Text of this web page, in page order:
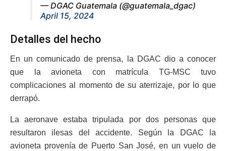
— DGAC Guatemala (@guatemala_dgac)
April 15, 2024
Detalles del hecho
En un comunicado de prensa, la DGAC dio a conocer
que la avioneta con matrícula TG-MSC tuvo
complicaciones al momento de su aterrizaje, por lo que
derrapó.
La aeronave estaba tripulada por dos personas que
resultaron ilesas del accidente. Según la DGAC la
avioneta provenía de Puerto San José, en un vuelo de